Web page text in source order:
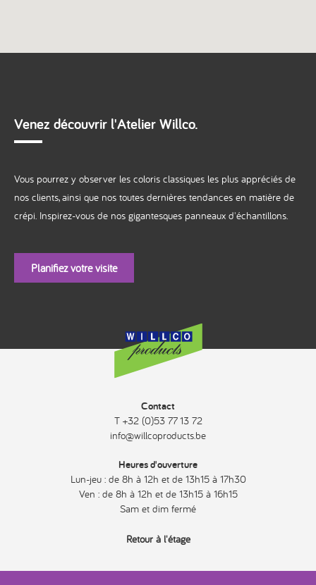
Venez découvrir l'Atelier Willco.
Vous pourrez y observer les coloris classiques les plus appréciés de
nos clients, ainsi que nos toutes dernières tendances en matière de
crépi. Inspirez-vous de nos gigantesques panneaux d'échantillons.
Planifiez votre visite
Contact
T +32 (0)53 77 13 72
info@willcoproducts.be
Heures d'ouverture
Lun-jeu : de 8h à 12h et de 13h15 à 17h30
Ven : de 8h à 12h et de 13h15 à 16h15
Sam et dim fermé
Retour à l'étage